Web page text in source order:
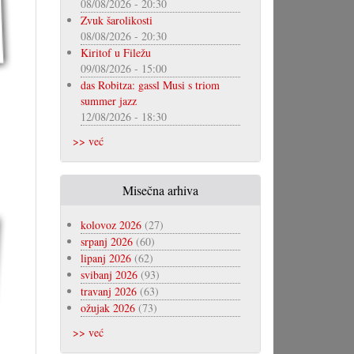
08/08/2026 - 20:30
Zvuk šarolikosti
08/08/2026 - 20:30
Kiritof u Filežu
09/08/2026 - 15:00
das Robitza: gassl Musi s triom
summer jazz
12/08/2026 - 18:30
>> već
Misečna arhiva
kolovoz 2026(27)
srpanj 2026(60)
lipanj 2026(62)
svibanj 2026(93)
travanj 2026(63)
ožujak 2026(73)
>> već